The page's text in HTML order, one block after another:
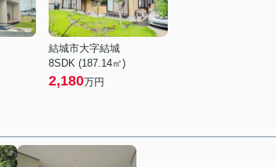
結城市大字結城
8SDK (187.14㎡)
2,180万円